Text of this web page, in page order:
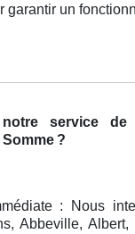
garantir un
service de
?
: Nous
Abbeville,